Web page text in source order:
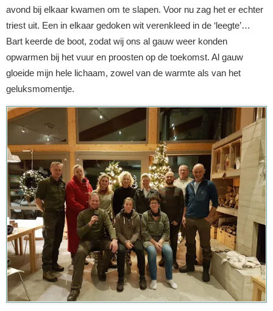
avond bij elkaar kwamen om te slapen. Voor nu zag het er echter
triest uit. Een in elkaar gedoken wit verenkleed in de ‘leegte’…
Bart keerde de boot, zodat wij ons al gauw weer konden
opwarmen bij het vuur en proosten op de toekomst. Al gauw
gloeide mijn hele lichaam, zowel van de warmte als van het
geluksmomentje.